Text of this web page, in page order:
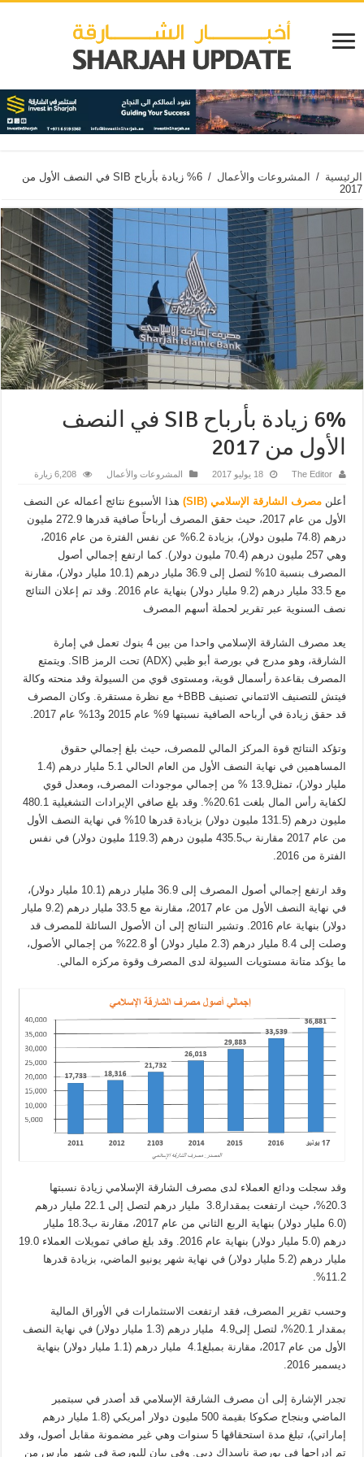
الرئيسية / المشروعات والأعمال /
6% زيادة بأرباح SIB في النصف الأول من
2017
6% زيادة بأرباح SIB في النصف
الأول من 2017
The Editor 18 يوليو 2017 المشروعات والأعمال 6,208 زيارة
أعلنمصرف الشارقة الإسلامي (SIB)
هذا الأسبوع نتائج أعماله عن النصف
الأول من عام 2017، حيث حقق المصرف أرباحاً صافية قدرها 272.9 مليون
درهم (74.8 مليون دولار)، بزيادة 6.2% عن نفس الفترة من عام 2016،
وهي 257 مليون درهم (70.4 مليون دولار). كما ارتفع إجمالي أصول
المصرف بنسبة 10% لتصل إلى 36.9 مليار درهم (10.1 مليار دولار)، مقارنة
مع 33.5 مليار درهم (9.2 مليار دولار) بنهاية عام 2016. وقد تم إعلان النتائج
نصف السنوية عبر تقرير لحملة أسهم المصرف
يعد مصرف الشارقة الإسلامي واحدا من بين 4 بنوك تعمل في إمارة
الشارقة، وهو مدرج في بورصة أبو ظبي (ADX) تحت الرمز SIB. ويتمتع
المصرف بقاعدة رأسمال قوية، ومستوى قوي من السيولة وقد منحته وكالة
فيتش للتصنيف الائتماني تصنيف BBB+ مع نظرة مستقرة. وكان المصرف
قد حقق زيادة في أرباحه الصافية نسبتها 9% عام 2015 و13% عام 2017.
وتؤكد النتائج قوة المركز المالي للمصرف، حيث بلغ إجمالي حقوق
المساهمين في نهاية النصف الأول من العام الحالي 5.1 مليار درهم (1.4
مليار دولار)، تمثل13.9 % من إجمالي موجودات المصرف، ومعدل قوي
لكفاية رأس المال بلغت 20.61%. وقد بلغ صافي الإيرادات التشغيلية 480.1
مليون درهم (131.5 مليون دولار) بزيادة قدرها 10% في نهاية النصف الأول
من عام 2017 مقارنة ب435.5 مليون درهم (119.3 مليون دولار) في نفس
الفترة من 2016.
وقد ارتفع إجمالي أصول المصرف إلى 36.9 مليار درهم (10.1 مليار دولار)،
في نهاية النصف الأول من عام 2017، مقارنة مع 33.5 مليار درهم (9.2 مليار
دولار) بنهاية عام 2016. وتشير النتائج إلى أن الأصول السائلة للمصرف قد
وصلت إلى 8.4 مليار درهم (2.3 مليار دولار) أو 22.8% من إجمالي الأصول،
ما يؤكد متانة مستويات السيولة لدى المصرف وقوة مركزه المالي.
وقد سجلت ودائع العملاء لدى مصرف الشارقة الإسلامي زيادة نسبتها
20.3%، حيث ارتفعت بمقدار3.8 مليار درهم لتصل إلى 22.1 مليار درهم
(6.0 مليار دولار) بنهاية الربع الثاني من عام 2017، مقارنة ب18.3 مليار
درهم (5.0 مليار دولار) بنهاية عام 2016. وقد بلغ صافي تمويلات العملاء 19.0
مليار درهم (5.2 مليار دولار) في نهاية شهر يونيو الماضي، بزيادة قدرها
11.2%.
وحسب تقرير المصرف، فقد ارتفعت الاستثمارات في الأوراق المالية
بمقدار 20.1%، لتصل إلى4.9 مليار درهم (1.3 مليار دولار) في نهاية النصف
الأول من عام 2017، مقارنة بمبلغ4.1 مليار درهم (1.1 مليار دولار) بنهاية
ديسمبر 2016.
تجدر الإشارة إلى أن مصرف الشارقة الإسلامي قد أصدر في سبتمبر
الماضي وبنجاح صكوكا بقيمة 500 مليون دولار أمريكي (1.8 مليار درهم
إماراتي)، تبلغ مدة استحقاقها 5 سنوات وهي غير مضمونة مقابل أصول، وقد
تم إدراجها في بورصة ناسداك دبي. وفي بيان للبورصة في شهر مارس من